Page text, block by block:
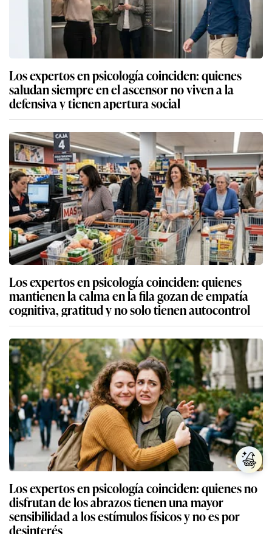
Los expertos en psicología coinciden: quienes
saludan siempre en el ascensor no viven a la
defensiva y tienen apertura social
Los expertos en psicología coinciden: quienes
mantienen la calma en la fila gozan de empatía
cognitiva, gratitud y no solo tienen autocontrol
Los expertos en psicología coinciden: quienes no
disfrutan de los abrazos tienen una mayor
sensibilidad a los estímulos físicos y no es por
desinterés